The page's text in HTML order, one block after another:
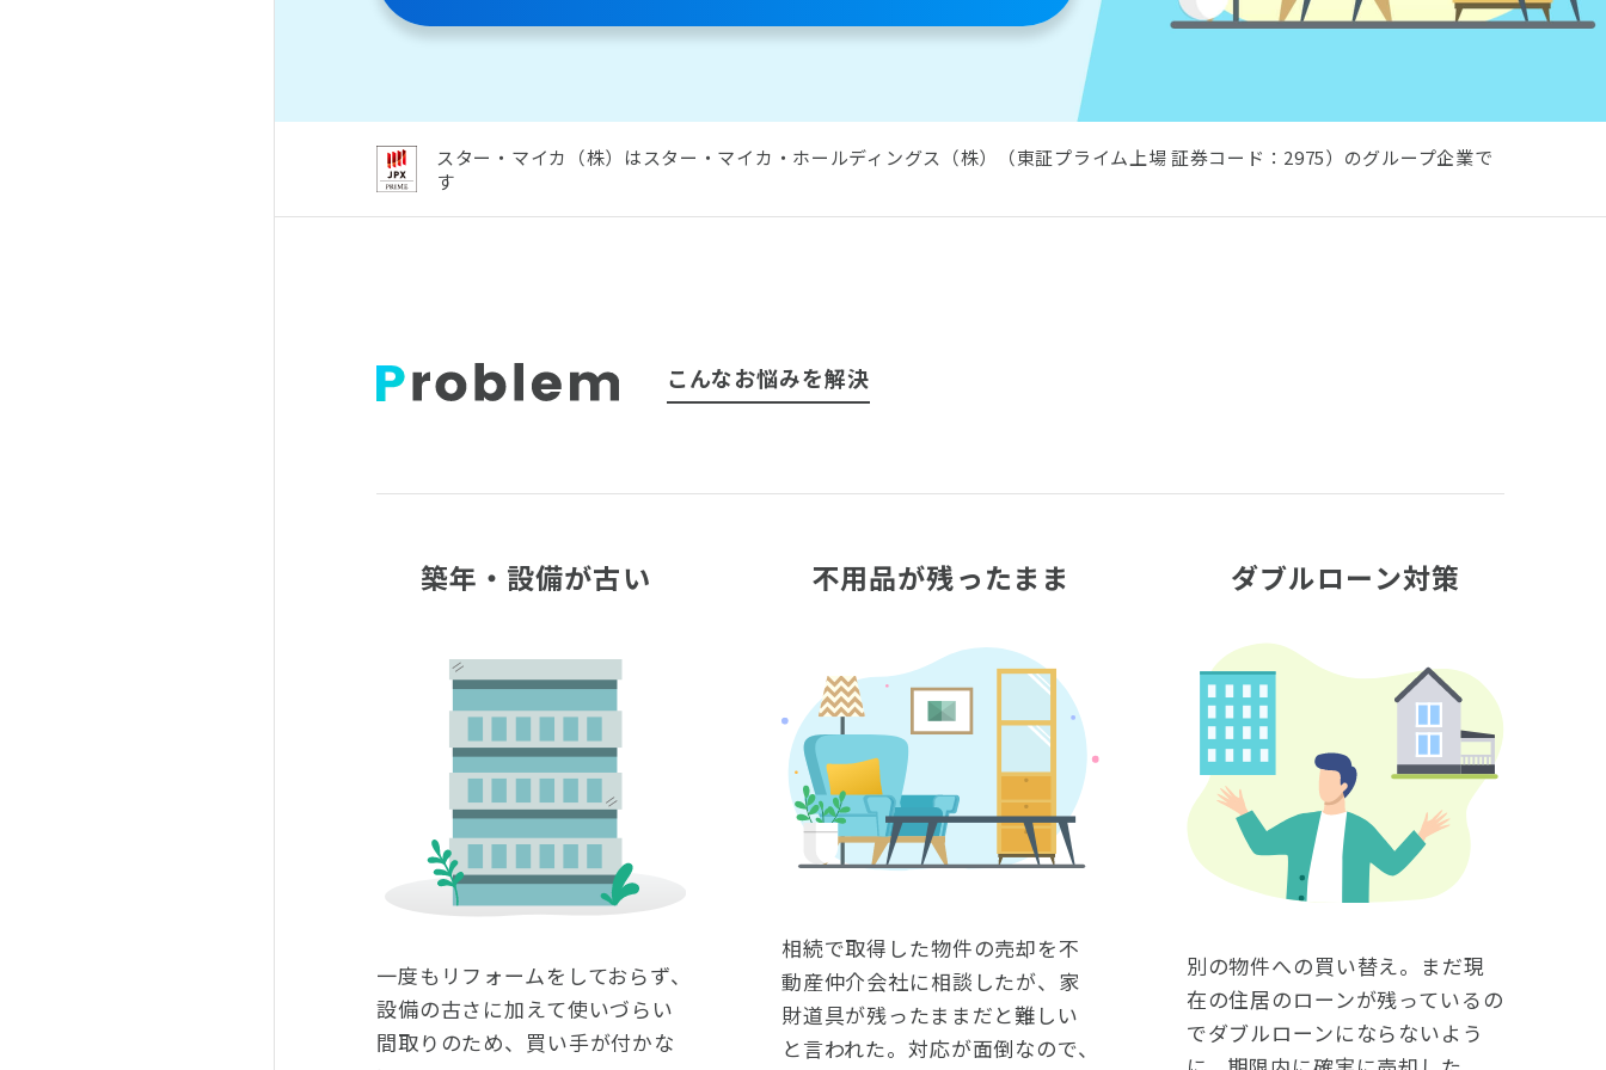
スター・マイカ（株）はスター・マイカ・ホールディングス（株）（東証プライム上場 証券コード：2975）のグループ企業で
す
こんなお悩みを解決
築年・設備が古い
一度もリフォームをしておらず、
設備の古さに加えて使いづらい
間取りのため、買い手が付かな
不用品が残ったまま
相続で取得した物件の売却を不
動産仲介会社に相談したが、家
財道具が残ったままだと難しい
と言われた。対応が面倒なので、
ダブルローン対策
別の物件への買い替え。まだ現
在の住居のローンが残っているの
でダブルローンにならないよう